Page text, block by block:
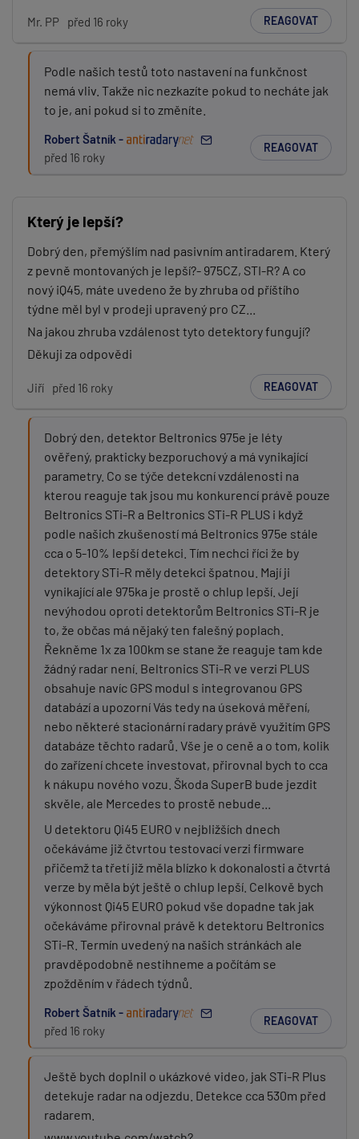
Mr. PP před 16 roky REAGOVAT
Podle našich testů toto nastavení na funkčnost
nemá vliv. Takže nic nezkazíte pokud to necháte jak
to je, ani pokud si to změníte.
Robert Šatník -
před 16 roky
REAGOVAT
Který je lepší?
Dobrý den, přemýšlím nad pasivním antiradarem. Který
z pevně montovaných je lepší?- 975CZ, STI-R? A co
nový iQ45, máte uvedeno že by zhruba od příštího
týdne měl byl v prodeji upravený pro CZ...
Na jakou zhruba vzdálenost tyto detektory fungují?
Děkuji za odpovědi
Jiří před 16 roky REAGOVAT
Dobrý den, detektor Beltronics 975e je léty
ověřený, prakticky bezporuchový a má vynikající
parametry. Co se týče detekcní vzdálenosti na
kterou reaguje tak jsou mu konkurencí právě pouze
Beltronics STi-R a Beltronics STi-R PLUS i když
podle našich zkušeností má Beltronics 975e stále
cca o 5-10% lepší detekci. Tím nechci říci že by
detektory STi-R měly detekci špatnou. Mají ji
vynikající ale 975ka je prostě o chlup lepší. Její
nevýhodou oproti detektorům Beltronics STi-R je
to, že občas má nějaký ten falešný poplach.
Řekněme 1x za 100km se stane že reaguje tam kde
žádný radar není. Beltronics STi-R ve verzi PLUS
obsahuje navíc GPS modul s integrovanou GPS
databází a upozorní Vás tedy na úseková měření,
nebo některé stacionární radary právě využitím GPS
databáze těchto radarů. Vše je o ceně a o tom, kolik
do zařízení chcete investovat, přirovnal bych to cca
k nákupu nového vozu. Škoda SuperB bude jezdit
skvěle, ale Mercedes to prostě nebude...
U detektoru Qi45 EURO v nejbližších dnech
očekáváme již čtvrtou testovací verzi firmware
přičemž ta třetí již měla blízko k dokonalosti a čtvrtá
verze by měla být ještě o chlup lepší. Celkově bych
výkonnost Qi45 EURO pokud vše dopadne tak jak
očekáváme přirovnal právě k detektoru Beltronics
STi-R. Termín uvedený na našich stránkách ale
pravděpodobně nestihneme a počítám se
zpožděním v řádech týdnů.
Robert Šatník -
před 16 roky
REAGOVAT
Ještě bych doplnil o ukázkové video, jak STi-R Plus
detekuje radar na odjezdu. Detekce cca 530m před
radarem.